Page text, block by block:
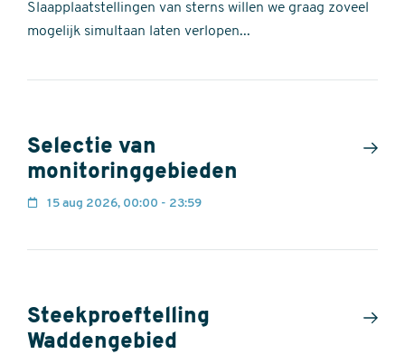
Slaapplaatstellingen van sterns willen we graag zoveel
mogelijk simultaan laten verlopen...
Selectie van
monitoringgebieden
15 aug 2026, 00:00 - 23:59
Steekproeftelling
Waddengebied